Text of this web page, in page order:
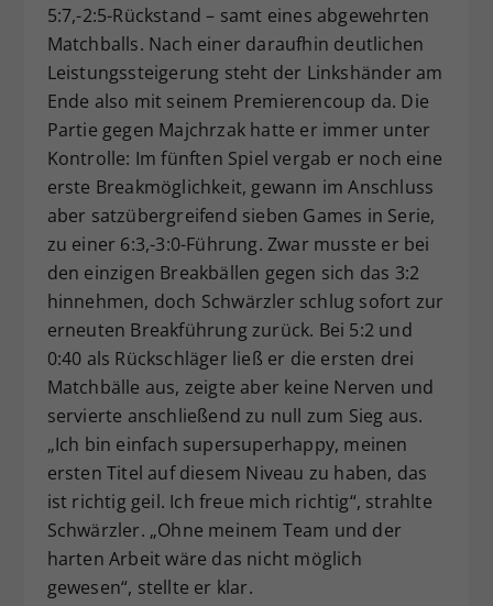
5:7,-2:5-Rückstand – samt eines abgewehrten
Matchballs. Nach einer daraufhin deutlichen
Leistungssteigerung steht der Linkshänder am
Ende also mit seinem Premierencoup da. Die
Partie gegen Majchrzak hatte er immer unter
Kontrolle: Im fünften Spiel vergab er noch eine
erste Breakmöglichkeit, gewann im Anschluss
aber satzübergreifend sieben Games in Serie,
zu einer 6:3,-3:0-Führung. Zwar musste er bei
den einzigen Breakbällen gegen sich das 3:2
hinnehmen, doch Schwärzler schlug sofort zur
erneuten Breakführung zurück. Bei 5:2 und
0:40 als Rückschläger ließ er die ersten drei
Matchbälle aus, zeigte aber keine Nerven und
servierte anschließend zu null zum Sieg aus.
„Ich bin einfach supersuperhappy, meinen
ersten Titel auf diesem Niveau zu haben, das
ist richtig geil. Ich freue mich richtig“, strahlte
Schwärzler. „Ohne meinem Team und der
harten Arbeit wäre das nicht möglich
gewesen“, stellte er klar.